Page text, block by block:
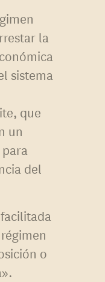
la
sistema
que
un
del
o